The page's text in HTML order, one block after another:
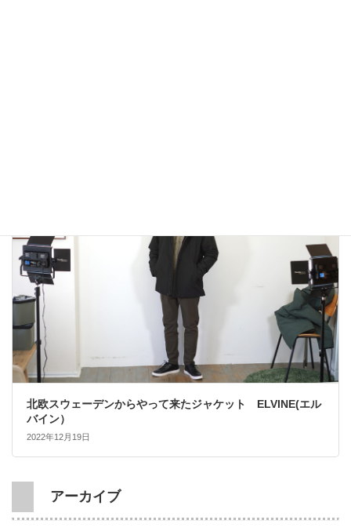
北欧スウェーデンからやって来たジャケット ELVINE(エル
バイン）
2022年12月19日
アーカイブ